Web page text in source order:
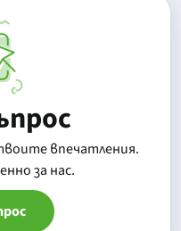
впечатления.
за нас.